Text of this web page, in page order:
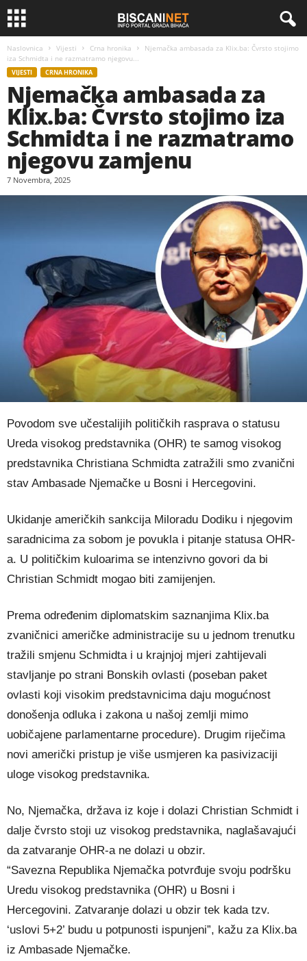
Naslovnica Vijesti Crna hronika
Njemačka ambasada za Klix.ba: Čvrsto stojimo
iza Schmidta i ne razmatramo njegovu...
VIJESTI CRNA HRONIKA
Njemačka ambasada za
Klix.ba: Čvrsto stojimo iza
Schmidta i ne razmatramo
njegovu zamjenu
7 Novembra, 2025
Povodom sve učestalijih političkih rasprava o statusu
Ureda visokog predstavnika (OHR) te samog visokog
predstavnika Christiana Schmidta zatražili smo zvanični
stav Ambasade Njemačke u Bosni i Hercegovini.
Ukidanje američkih sankcija Miloradu Dodiku i njegovim
saradnicima za sobom je povukla i pitanje statusa OHR-
a. U političkim kuloarima se intenzivno govori da bi
Christian Schmidt mogao biti zamijenjen.
Prema određenim diplomatskim saznanjima Klix.ba
zvaničnici američke administracije su u jednom trenutku
tražili smjenu Schmidta i u krajnjoj mjeri zahtijevali
stavljanje po strani Bonskih ovlasti (poseban paket
ovlasti koji visokim predstavnicima daju mogućnost
donošenja odluka i zakona u našoj zemlji mimo
uobičajene parlamentarne procedure). Drugim riječima
novi američki pristup je više usmjeren ka pasivizaciji
uloge visokog predstavnika.
No, Njemačka, država iz koje i dolazi Christian Schmidt i
dalje čvrsto stoji uz visokog predstavnika, naglašavajući
da zatvaranje OHR-a ne dolazi u obzir.
“Savezna Republika Njemačka potvrđuje svoju podršku
Uredu visokog predstavnika (OHR) u Bosni i
Hercegovini. Zatvaranje dolazi u obzir tek kada tzv.
‘uslovi 5+2’ budu u potpunosti ispunjeni”, kažu za Klix.ba
iz Ambasade Njemačke.